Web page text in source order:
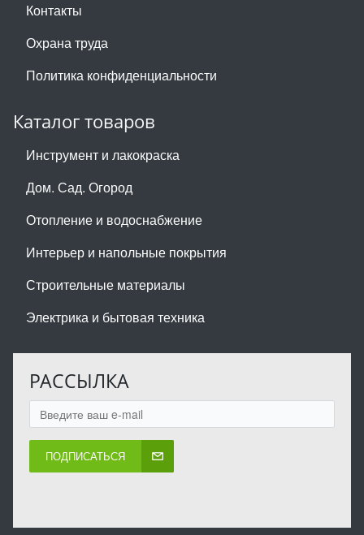
Контакты
Охрана труда
Политика конфиденциальности
Каталог товаров
Инструмент и лакокраска
Дом. Сад. Огород
Отопление и водоснабжение
Интерьер и напольные покрытия
Строительные материалы
Электрика и бытовая техника
РАССЫЛКА
ПОДПИСАТЬСЯ